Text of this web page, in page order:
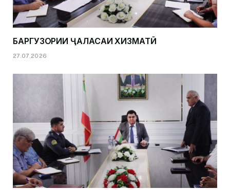
БАРГУЗОРИИ ҶАЛАСАИ ХИЗМАТӢ
27.07.2026